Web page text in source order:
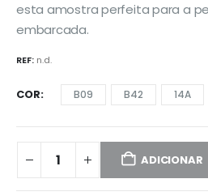
esta amostra perfeita para a
embarcada.
REF: n.d.
COR B09 B42 14A
ADICIONAR